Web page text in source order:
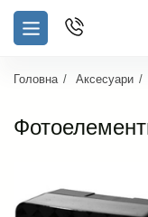
Головна Аксесуари